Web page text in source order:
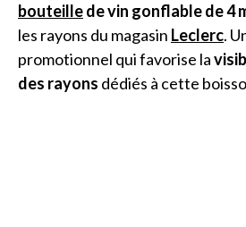
bouteillede vin gonflable de 4
les rayons du magasin Leclerc.
promotionnel qui favorise la
des rayons dédiés à cette